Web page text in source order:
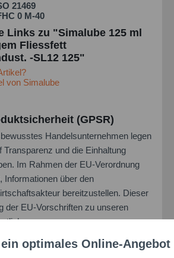
21469
0 M-40
Links zu "Simalube 125 ml
Fliessfett
-SL12 125"
von Simalube
(GPSR)
Handelsunternehmen legen
Transparenz und die Einhaltung
Im Rahmen der EU-Verordnung
Informationen über den
bereitzustellen. Dieser
der EU-Vorschriften zu unseren
gemäß EU-
optimales Online-Angebot